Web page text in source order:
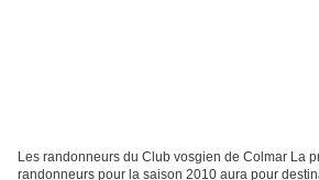
Les randonneurs du Club vosgien de Colmar La
randonneurs pour la saison 2010 aura pour